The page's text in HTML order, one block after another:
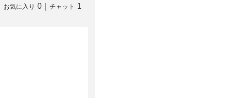
お気に入り 0 チャット 1